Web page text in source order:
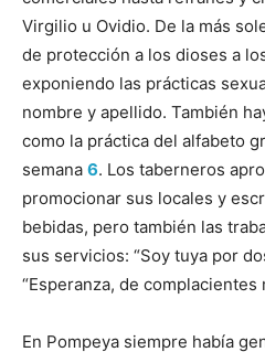
Virgilio u Ovidio. De la más
de protección a los dioses a
exponiendo las prácticas
nombre y apellido. También
como la práctica del alfabeto
semana 6. Los taberneros
promocionar sus locales y
bebidas, pero también las
sus servicios: “Soy tuya por
“Esperanza, de complacientes
En Pompeya siempre había